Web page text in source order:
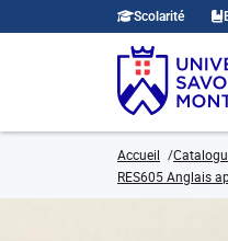
Scolarité
Accueil
RES605 Anglais